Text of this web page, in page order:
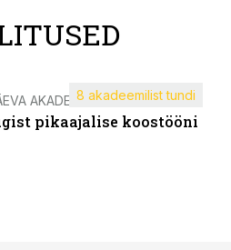
AKADEEMIA
pikaajalise koostööni
8 akadeemilist tundi